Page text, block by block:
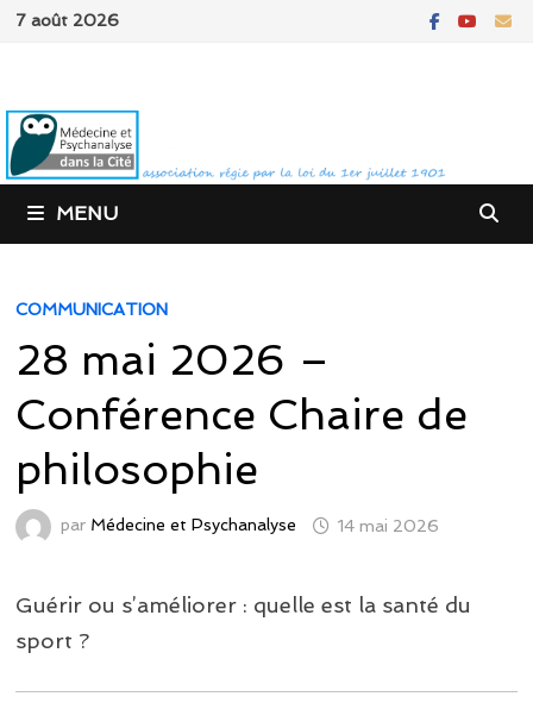
Passer
7 août 2026
MENU
COMMUNICATION
28 mai 2026 –
Conférence Chaire de
philosophie
par Médecine et Psychanalyse 14 mai 2026
Guérir ou s’améliorer : quelle est la santé du
sport ?